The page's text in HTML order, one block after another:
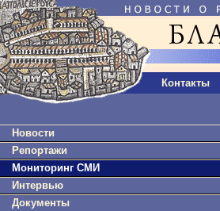
Контакты
Новости
Репортажи
Мониторинг СМИ
Интервью
Документы